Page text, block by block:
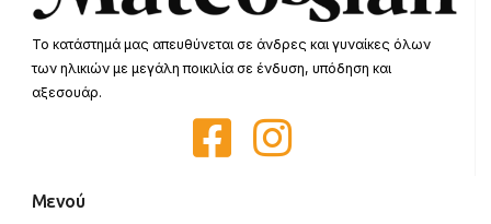
Το κατάστημά μας απευθύνεται σε άνδρες και γυναίκες όλων
των ηλικιών με μεγάλη ποικιλία σε ένδυση, υπόδηση και
αξεσουάρ.
Μενού